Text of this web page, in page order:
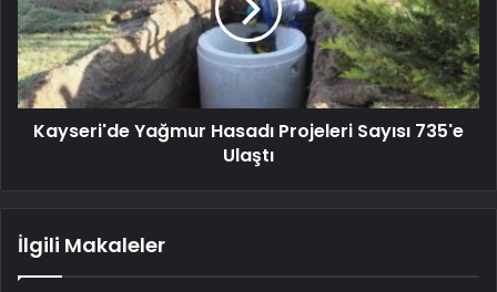
Kayseri'de Yağmur Hasadı Projeleri Sayısı 735'e
Ulaştı
İlgili Makaleler